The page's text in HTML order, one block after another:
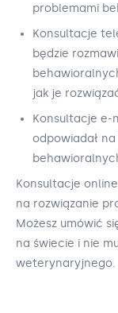
problemami
Konsultacje
będzie
jak je
Konsultacje e-
odpowiadał
Konsultacje
na rozwiązanie
Możesz umówić
na świecie i nie
weterynaryjnego.